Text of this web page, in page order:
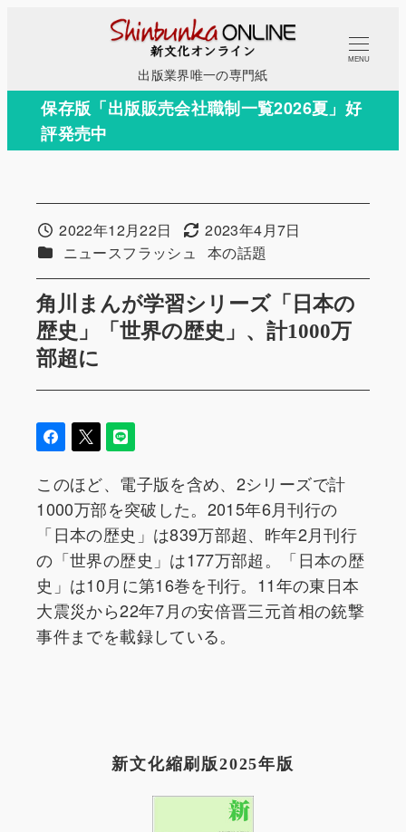
コ
テ
出版業界唯一の専門紙
MENU
保存版「出版販売会社職制一覧2026夏」好
評発売中
角川まんが学習シリーズ「日本の
歴史」「世界の歴史」、計1000万
部超に
投稿日2022年12月22日 更新日2023年4月7日
カテゴリー
ニュースフラッシュ カテゴリー
本の話題
このほど、電子版を含め、2シリーズで計
1000万部を突破した。2015年6月刊行の
「日本の歴史」は839万部超、昨年2月刊行
の「世界の歴史」は177万部超。「日本の歴
史」は10月に第16巻を刊行。11年の東日本
大震災から22年7月の安倍晋三元首相の銃撃
事件までを載録している。
新文化縮刷版2025年版